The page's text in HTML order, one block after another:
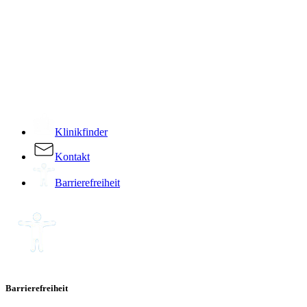
Klinikfinder
Kontakt
Barrierefreiheit
Barrierefreiheit